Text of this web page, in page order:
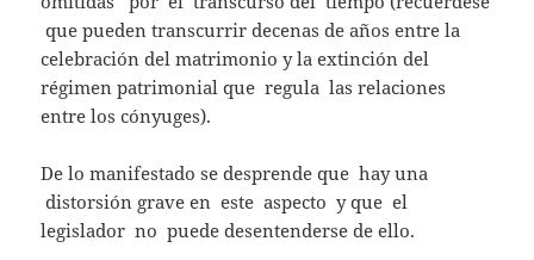
que pueden transcurrir decenas de años entre la
celebración del matrimonio y la extinción del
régimen patrimonial que regula las relaciones
entre los cónyuges).
De lo manifestado se desprende que hay una
distorsión grave en este aspecto y que el
legislador no puede desentenderse de ello.